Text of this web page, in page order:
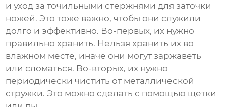
и уход заточильными стержнями для заточки
ножей. Это тоже важно, чтобы они служили
долго и эффективно. Во-первых, их нужно
правильно хранить. Нельзя хранить их во
влажном месте, иначе они могут заржаветь
или сломаться. Во-вторых, их нужно
периодически чистить от металлической
стружки. Это можно сделать с помощью щетки